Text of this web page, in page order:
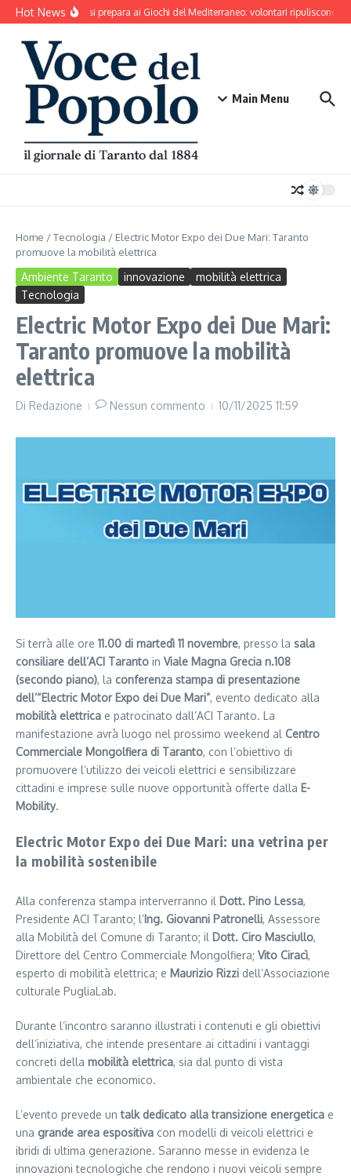
Salta al contenuto
Hot NewsTaranto si prepara ai Giochi del Mediterraneo: volontari ripuliscono
Main Menu
Home /Tecnologia / Electric Motor Expo dei Due Mari: Taranto
promuove la mobilità elettrica
Ambiente Taranto innovazione
mobilità elettrica
Tecnologia
Electric Motor Expo dei Due Mari:
Taranto promuove la mobilità
elettrica
Di Redazione Nessun commento 10/11/2025 11:59
Si terrà alle ore 11.00 di martedì 11 novembre, presso la sala
consiliare dell’ACI Taranto in Viale Magna Grecia n.108
(secondo piano), la conferenza stampa di presentazione
dell’“Electric Motor Expo dei Due Mari”, evento dedicato alla
mobilità elettrica e patrocinato dall’ACI Taranto. La
manifestazione avrà luogo nel prossimo weekend al Centro
Commerciale Mongolfiera di Taranto, con l’obiettivo di
promuovere l’utilizzo dei veicoli elettrici e sensibilizzare
cittadini e imprese sulle nuove opportunità offerte dalla E-
Mobility.
Electric Motor Expo dei Due Mari: una vetrina per
la mobilità sostenibile
Alla conferenza stampa interverranno il Dott. Pino Lessa,
Presidente ACI Taranto; l’Ing. Giovanni Patronelli, Assessore
alla Mobilità del Comune di Taranto; il Dott. Ciro Masciullo,
Direttore del Centro Commerciale Mongolfiera; Vito Ciracì,
esperto di mobilità elettrica; e Maurizio Rizzi dell’Associazione
culturale PugliaLab.
Durante l’incontro saranno illustrati i contenuti e gli obiettivi
dell’iniziativa, che intende presentare ai cittadini i vantaggi
concreti della mobilità elettrica, sia dal punto di vista
ambientale che economico.
L’evento prevede untalk dedicato alla transizione energetica e
una grande area espositiva con modelli di veicoli elettrici e
ibridi di ultima generazione. Saranno messe in evidenza le
innovazioni tecnologiche che rendono i nuovi veicoli sempre